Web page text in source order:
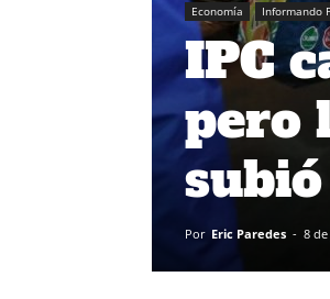
Economía Informando
IPC
pero
Por Eric Paredes - 8